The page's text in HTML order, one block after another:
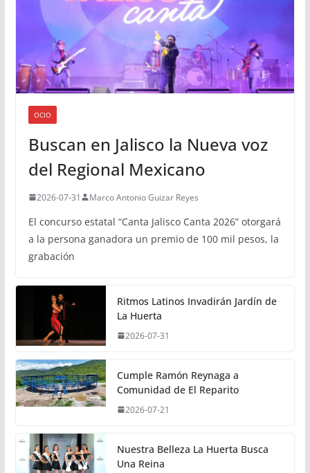
OCIO
Buscan en Jalisco la Nueva voz
del Regional Mexicano
2026-07-31 Marco Antonio Guizar Reyes
El concurso estatal “Canta Jalisco Canta 2026” otorgará
a la persona ganadora un premio de 100 mil pesos, la
grabación
Ritmos Latinos Invadirán Jardín de
La Huerta
2026-07-31
Cumple Ramón Reynaga a
Comunidad de El Reparito
2026-07-21
Nuestra Belleza La Huerta Busca
Una Reina